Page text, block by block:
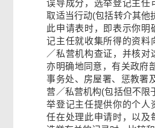
误导成分，选举登记主任
取适当行动(包括转介其他
此申请表时，即表示你明
记主任就收集所得的资料
／私营机构查证，并核对
亦明确地同意，有关政府
事务处、房屋署、惩教署
营／私营机构(包括但不限
举登记主任提供你的个人
任在处理此申请时，以及